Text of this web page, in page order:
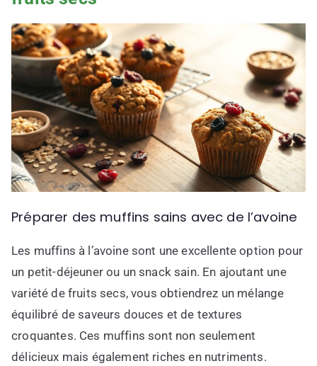
Préparer des muffins sains avec de l’avoine
Les muffins à l’avoine sont une excellente option pour
un petit-déjeuner ou un snack sain. En ajoutant une
variété de fruits secs, vous obtiendrez un mélange
équilibré de saveurs douces et de textures
croquantes. Ces muffins sont non seulement
délicieux mais également riches en nutriments.